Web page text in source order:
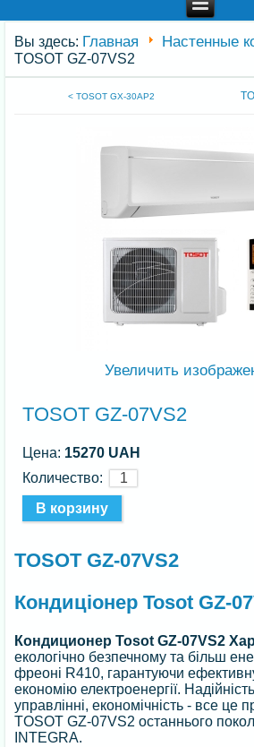
Вы здесь: Главная Настенные
TOSOT GZ-07VS2
< TOSOT GX-30AP2
Увеличить
TOSOT GZ-07VS2
Цена: 15270 UAH
Количество:
TOSOT GZ-07VS2
Кондиціонер Tosot GZ-
Кондиционер Tosot GZ-07VS2
екологічно безпечному та більш
фреоні R410, гарантуючи
економію електроенергії.
управлінні, економічність - все це
TOSOT GZ-07VS2 останнього
INTEGRA.